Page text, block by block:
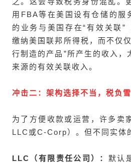
用FBA等在美国设有仓储的服
的业务与美国存在“有效关联”
缴纳美国联邦所得税，而不仅
行制造的产品”所产生的收入，
来源的有效关联收入。
冲击二：架构选择不当，税负
为了方便收款或运营，许多卖
LLC或C-Corp）。但不同实体
LLC（有限责任公司）： 默认